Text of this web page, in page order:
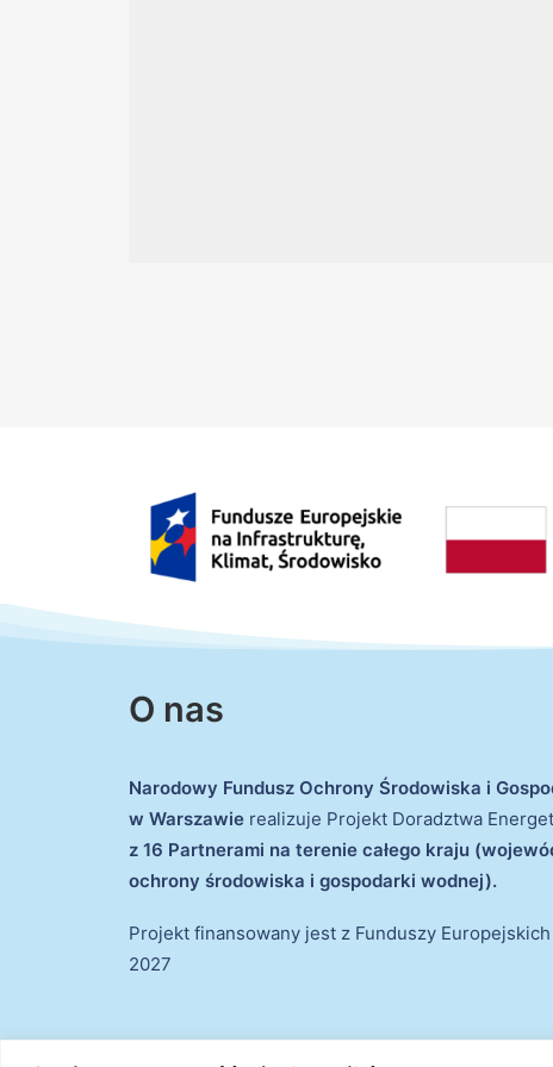
O nas
Narodowy Fundusz Ochrony Środowiska i
w Warszawie realizuje Projekt Doradztwa
z 16 Partnerami na terenie całego kraju
ochrony środowiska i gospodarki wodnej).
Projekt finansowany jest z Funduszy
2027